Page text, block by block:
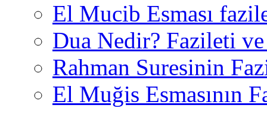
El Mucib Esması
Dua Nedir? Fazileti
Rahman Suresinin
El Muğis Esmasının